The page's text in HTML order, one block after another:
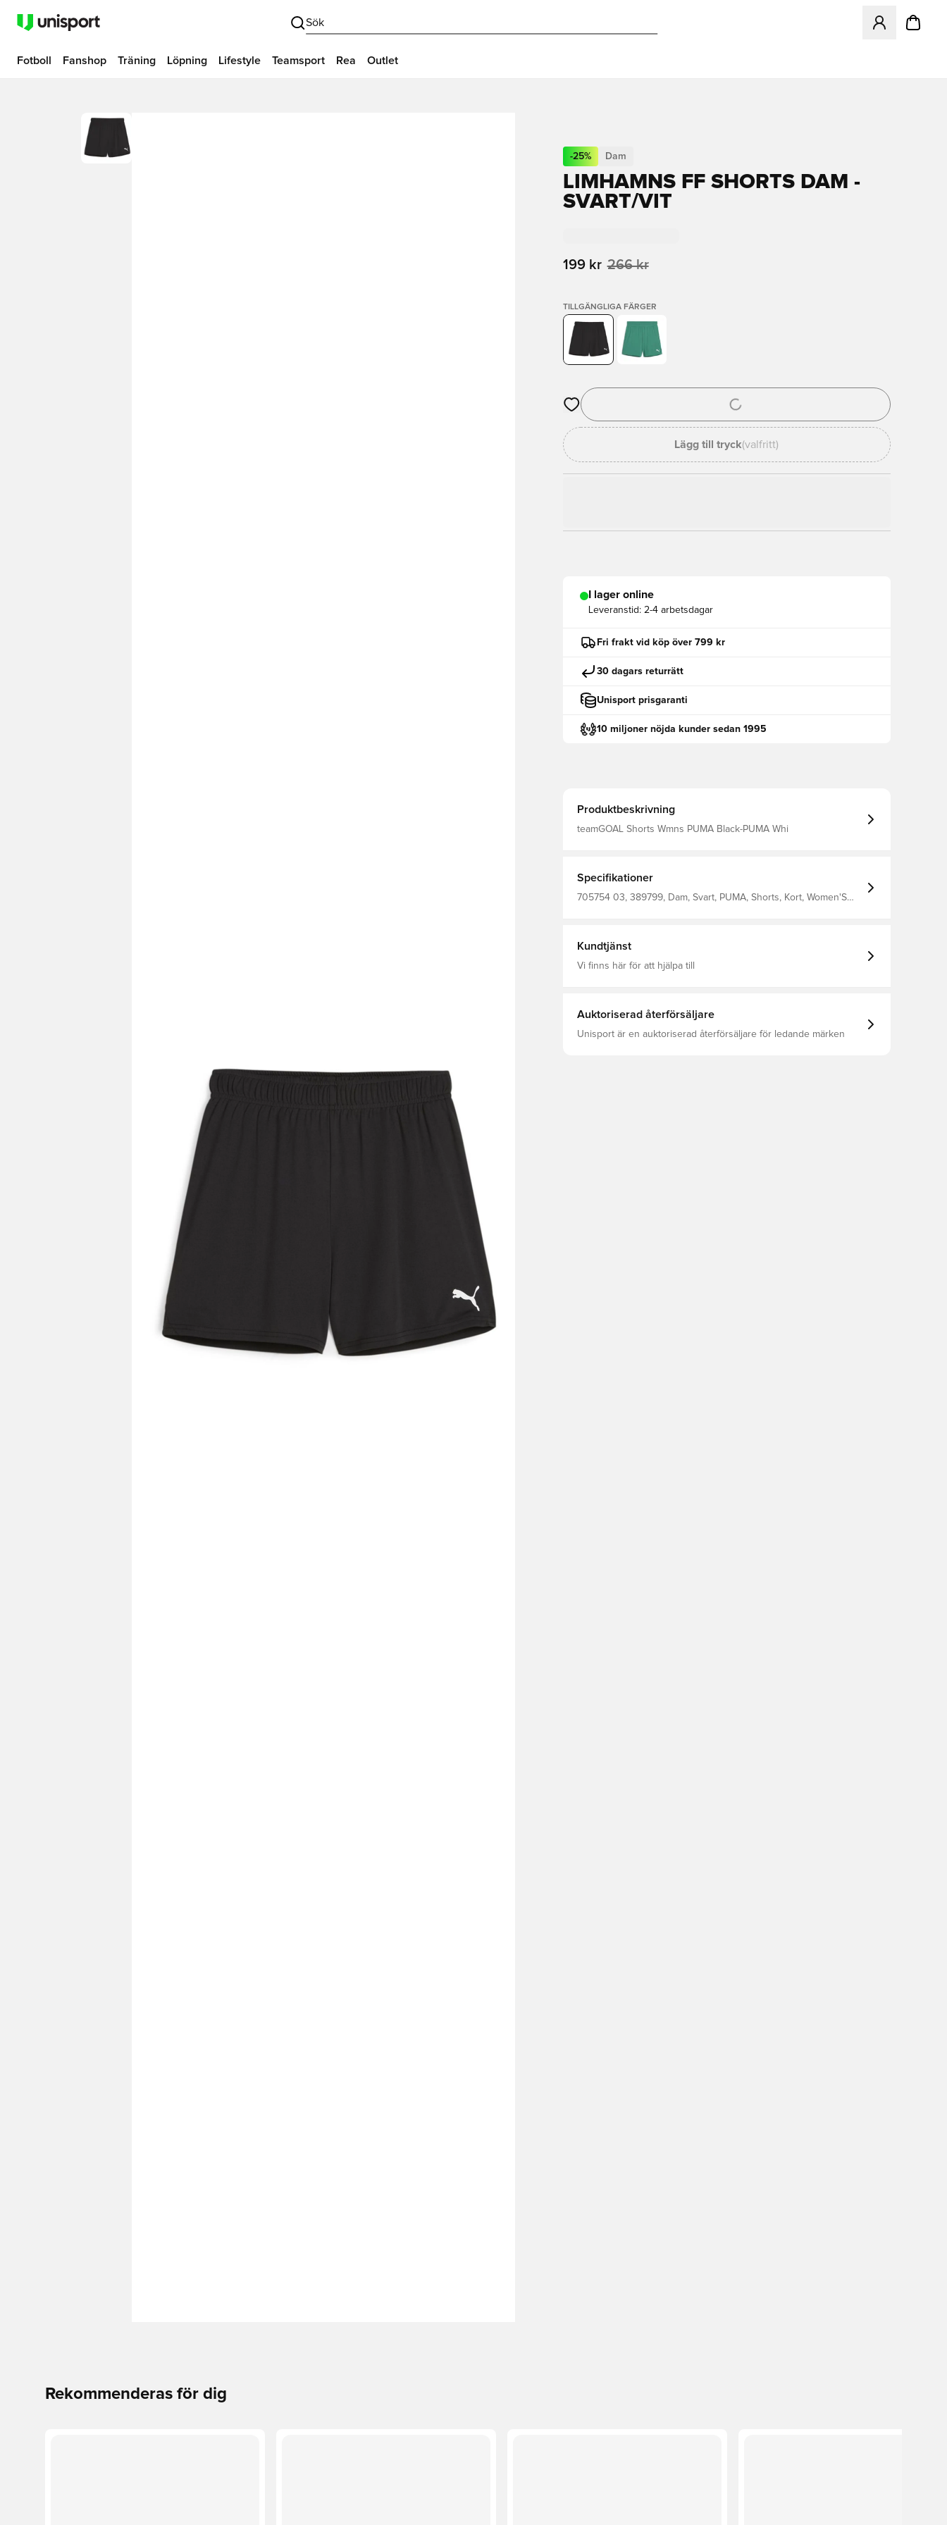
Sök
Öppnar en
Fotboll Fanshop Träning Löpning Lifestyle Teamsport Rea Outlet
-25% Dam
LIMHAMNS FF SHORTS DAM -
SVART/VIT
199 kr 266 kr
TILLGÄNGLIGA FÄRGER
Öppnar en Modal för att logga in eller registrera dig som medlem
Lägg till tryck(valfritt)
I lager online
Leveranstid: 2-4 arbetsdagar
Fri frakt vid köp över 799 kr
30 dagars returrätt
Unisport prisgaranti
10 miljoner nöjda kunder sedan 1995
Produktbeskrivning
teamGOAL Shorts Wmns PUMA Black-PUMA Whi
Specifikationer
705754 03, 389799, Dam, Svart, PUMA, Shorts, Kort, Women'S
Kundtjänst
Vi finns här för att hjälpa till
Auktoriserad återförsäljare
Unisport är en auktoriserad återförsäljare för ledande märken
Rekommenderas för dig